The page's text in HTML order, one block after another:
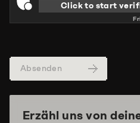
Click to start
Absenden
Erzähl uns von